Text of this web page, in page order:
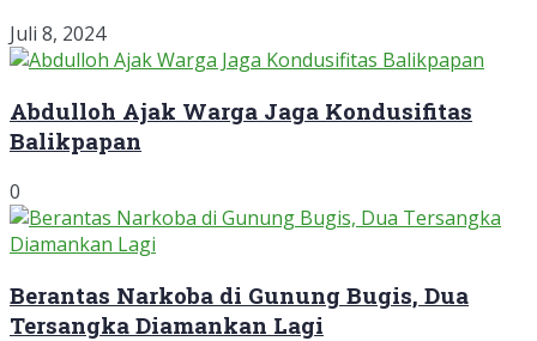
Juli 8, 2024
Abdulloh Ajak Warga Jaga Kondusifitas
Balikpapan
0
Berantas Narkoba di Gunung Bugis, Dua
Tersangka Diamankan Lagi